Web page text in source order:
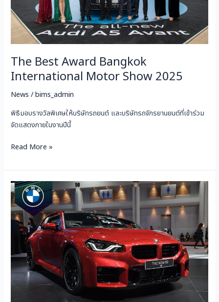
The Best Award Bangkok
International Motor Show 2025
News /bims_admin
พิธีมอบรางวัลพิเศษให้บริษัทรถยนต์ และบริษัทรถจักรยานยนต์ที่เข้าร่วม
จัดแสดงภายในงานปีนี้
Read More »
BMW